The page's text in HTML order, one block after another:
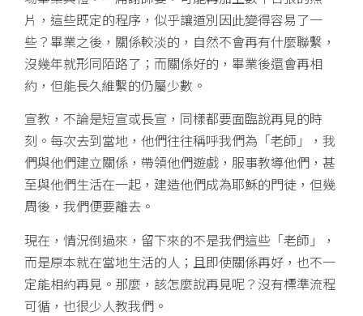
片，這些既定的程序，似乎讓道別因此變得容易了一
些？畢業之後，關係較淡的，自然不會再有什麼聯繫，
沒幾年就形同陌路了；而關係好的，畢業後還會再相
約，但能長久維繫的仍屬少數。
宣教，不論是短宣或長宣，同樣都要面臨說再見的時
刻。每次去到當地，他們往往稱呼我們為「老師」，我
們與他們建立關係，帶領他們遊戲，服事教導他們，甚
至與他們生活在一起，建造他們成為耶穌的門徒，但幾
周後，我們便要離去。
現在，情況倒過來，留下來的不是我們這些「老師」，
而是原本就在當地生活的人；且即使關係再好，也不一
定能相約再見。那麼，該怎麼說再見呢？沒有標準流程
可循，也很少人教我們。